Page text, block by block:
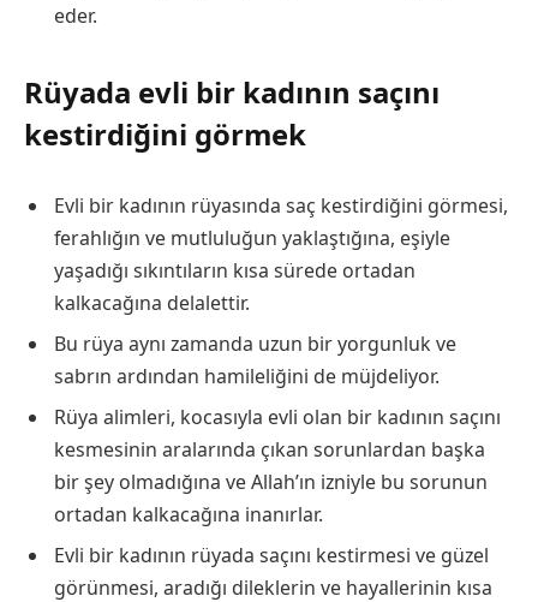
eder.
Rüyada evli bir kadının saçını
kestirdiğini görmek
Evli bir kadının rüyasında saç kestirdiğini görmesi,
ferahlığın ve mutluluğun yaklaştığına, eşiyle
yaşadığı sıkıntıların kısa sürede ortadan
kalkacağına delalettir.
Bu rüya aynı zamanda uzun bir yorgunluk ve
sabrın ardından hamileliğini de müjdeliyor.
Rüya alimleri, kocasıyla evli olan bir kadının saçını
kesmesinin aralarında çıkan sorunlardan başka
bir şey olmadığına ve Allah’ın izniyle bu sorunun
ortadan kalkacağına inanırlar.
Evli bir kadının rüyada saçını kestirmesi ve güzel
görünmesi, aradığı dileklerin ve hayallerinin kısa